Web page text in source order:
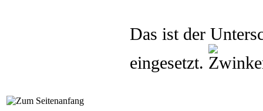
Das ist der
eingesetzt.